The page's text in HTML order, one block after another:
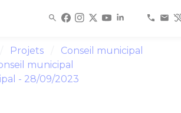
Projets
Conseil municipal
municipal
- 28/09/2023